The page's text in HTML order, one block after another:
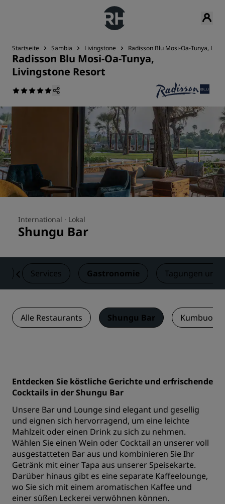
Startseite Sambia Livingstone Radisson Blu Mosi-Oa-Tunya,
Radisson Blu Mosi-Oa-Tunya,
Livingstone Resort
International · Lokal
Shungu Bar
Services Gastronomie Tagungen und
Alle Restaurants Shungu Bar Kumbuoka
Entdecken Sie köstliche Gerichte und erfrischende
Cocktails in der Shungu Bar
Unsere Bar und Lounge sind elegant und gesellig
und eignen sich hervorragend, um eine leichte
Mahlzeit oder einen Drink zu sich zu nehmen.
Wählen Sie einen Wein oder Cocktail an unserer voll
ausgestatteten Bar aus und kombinieren Sie Ihr
Getränk mit einer Tapa aus unserer Speisekarte.
Darüber hinaus gibt es eine separate Kaffeelounge,
wo Sie sich mit einem aromatischen Kaffee und
einer süßen Leckerei verwöhnen können.